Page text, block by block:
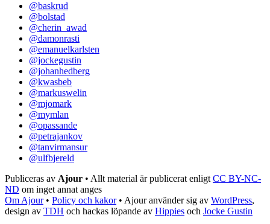
@baskrud
@bolstad
@cherin_awad
@damonrasti
@emanuelkarlsten
@jockegustin
@johanhedberg
@kwasbeb
@markuswelin
@mjomark
@mymlan
@opassande
@petrajankov
@tanvirmansur
@ulfbjereld
Publiceras av Ajour • Allt material är publicerat enligtCC BY-NC-
ND om inget annat anges
Om Ajour• Policy och kakor• Ajour använder sig av WordPress,
design av TDH och hackas löpande av Hippies och Jocke Gustin